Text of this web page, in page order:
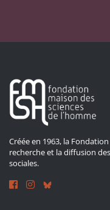
Créée en 1963, la
recherche et la diffusion
sociales.